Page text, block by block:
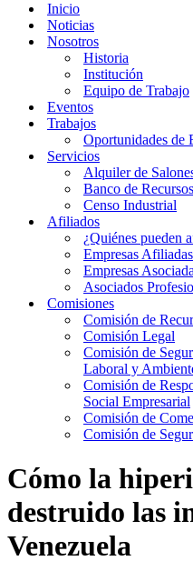
Inicio
Noticias
Nosotros
Historia
Institución
Equipo de Trabajo
Eventos
Trabajos
Oportunidades de
Servicios
Alquiler de
Banco de
Censo Industrial
Afiliados
¿Quiénes pueden
Empresas Afiliadas
Empresas
Asociados
Comisiones
Comisión de
Comisión Legal
Comisión de
Laboral y
Comisión de
Social Empresarial
Comisión de
Comisión de
Cómo la
destruido las
Venezuela